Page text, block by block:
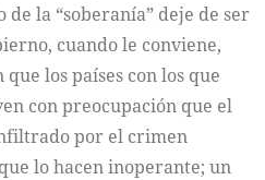
de la “soberanía” deje de ser
cuando le conviene,
los países con los que
con preocupación que el
por el crimen
lo hacen inoperante; un